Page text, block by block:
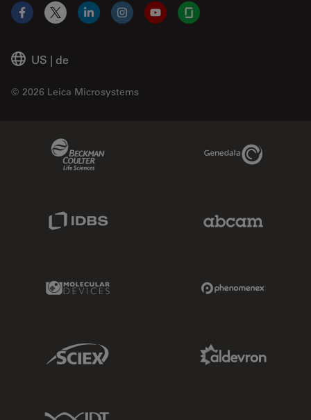
US | de
© 2026 Leica Microsystems
Facebook
X LinkedInInstagramYouTubeGlassdoor
Genedata Link
Molecular Devices Link
Sciex Link
IDT Link